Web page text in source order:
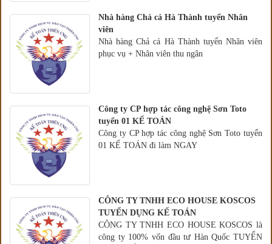
Nhà hàng Chả cá Hà Thành tuyển Nhân
viên
Nhà hàng Chả cá Hà Thành tuyển Nhân viên
phục vụ + Nhân viên thu ngân
Công ty CP hợp tác công nghệ Sơn Toto
tuyển 01 KẾ TOÁN
Công ty CP hợp tác công nghệ Sơn Toto tuyển
01 KẾ TOÁN đi làm NGAY
CÔNG TY TNHH ECO HOUSE KOSCOS
TUYỂN DỤNG KẾ TOÁN
CÔNG TY TNHH ECO HOUSE KOSCOS là
công ty 100% vốn đầu tư Hàn Quốc TUYỂN